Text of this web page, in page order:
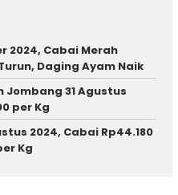
2024, Cabai Merah
Daging Ayam Naik
31 Agustus
per Kg
2024, Cabai Rp44.180
Kg